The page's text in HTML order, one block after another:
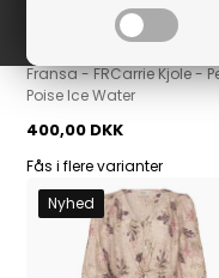
Fransa
Fransa - FRCarrie Kjole -
Poise Ice Water
400,00 DKK
Fås i flere varianter
Nyhed